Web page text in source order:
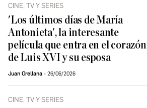
CINE, TV Y SERIES
'Los últimos días de María
Antonieta', la interesante
película que entra en el corazón
de Luis XVI y su esposa
Juan Orellana 26/06/2026
CINE, TV Y SERIES